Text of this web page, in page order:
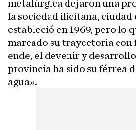
metalúrgica dejaron una
la sociedad ilicitana, ciudad
estableció en 1969, pero lo
marcado su trayectoria con
ende, el devenir y
provincia ha sido su férrea
agua».